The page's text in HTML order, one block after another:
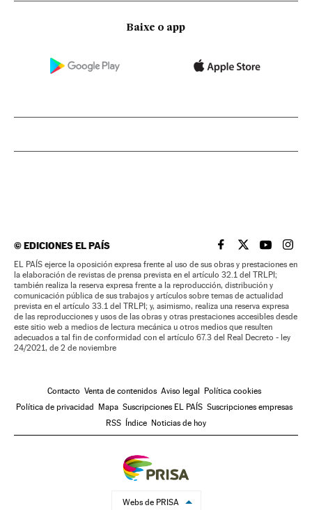
Baixe o app
©EDICIONES EL PAÍS EL PAÍS BRASIL EN
EL PAÍSEL PAÍS
EL
EL PAÍS ejerce la oposición expresa frente al uso de sus obras y prestaciones en
la elaboración de revistas de prensa prevista en el artículo 32.1 del TRLPI;
también realiza la reserva expresa frente a la reproducción, distribución y
comunicación pública de sus trabajos y artículos sobre temas de actualidad
prevista en el artículo 33.1 del TRLPI; y, asimismo, realiza una reserva expresa
de las reproducciones y usos de las obras y otras prestaciones accesibles desde
este sitio web a medios de lectura mecánica u otros medios que resulten
adecuados a tal fin de conformidad con el artículo 67.3 del Real Decreto - ley
24/2021, de 2 de noviembre
Contacto Venta de contenidos Aviso legal
Política cookies
Política de privacidad
Mapa Suscripciones EL PAÍS Suscripciones empresas
RSS
Índice Noticias de hoy
Webs de PRISA